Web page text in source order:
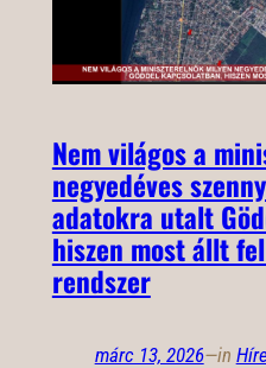
Nem világos a
negyedéves
adatokra utalt
hiszen most állt
rendszer
márc 13, 2026—in